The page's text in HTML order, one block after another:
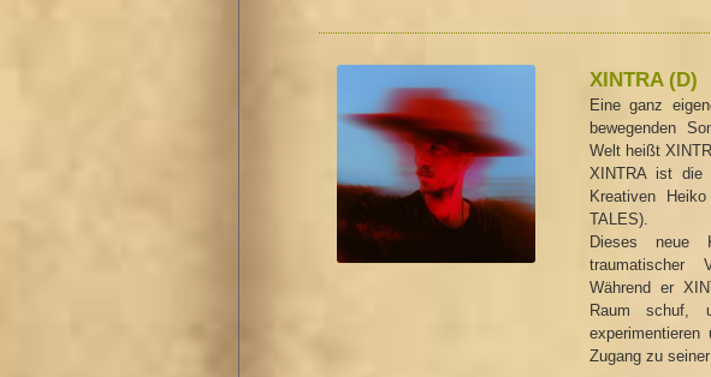
XINTRA (D)
Eine ganz
bewegenden
Welt heißt
XINTRA ist die
Kreativen
TALES).
Dieses neue
traumatischer
Während er
Raum schuf,
Zugang zu